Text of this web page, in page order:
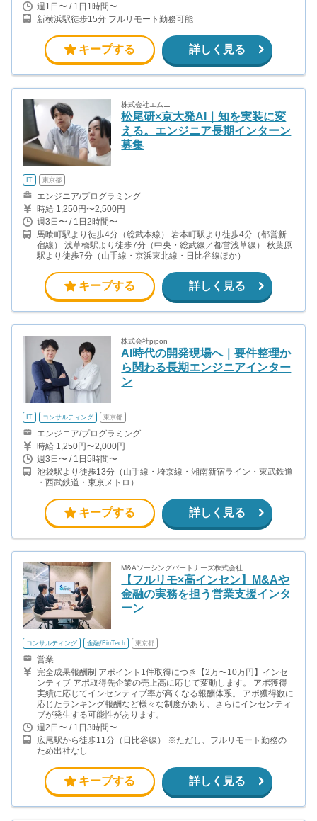
週1日〜 / 1日1時間〜
新横浜駅徒歩15分 フルリモート勤務可能
キープする 詳しく見る
株式会社エムニ
松尾研×京大発AI｜知を実装に変
える。エンジニア長期インターン
募集
IT 東京都
エンジニア/プログラミング
時給 1,250円〜2,500円
週3日〜 / 1日2時間〜
馬喰町駅より徒歩4分（総武本線） 岩本町駅より徒歩4分（都営新
宿線） 浅草橋駅より徒歩7分（中央・総武線／都営浅草線） 秋葉原
駅より徒歩7分（山手線・京浜東北線・日比谷線ほか）
キープする 詳しく見る
株式会社pipon
AI時代の開発現場へ｜要件整理か
ら関わる長期エンジニアインター
ン
IT コンサルティング 東京都
エンジニア/プログラミング
時給 1,250円〜2,000円
週3日〜 / 1日5時間〜
池袋駅より徒歩13分（山手線・埼京線・湘南新宿ライン・東武鉄道
・西武鉄道・東京メトロ）
キープする 詳しく見る
M&Aソーシングパートナーズ株式会社
【フルリモ×高インセン】M&Aや
金融の実務を担う営業支援インタ
ーン
コンサルティング 金融/FinTech 東京都
営業
完全成果報酬制 アポイント1件取得につき【2万〜10万円】インセ
ンティブ アポ取得先企業の売上高に応じて変動します。 アポ獲得
実績に応じてインセンティブ率が高くなる報酬体系。 アポ獲得数に
応じたランキング報酬など様々な制度があり、さらにインセンティ
ブが発生する可能性があります。
週2日〜 / 1日3時間〜
広尾駅から徒歩11分（日比谷線） ※ただし、フルリモート勤務の
ため出社なし
キープする 詳しく見る